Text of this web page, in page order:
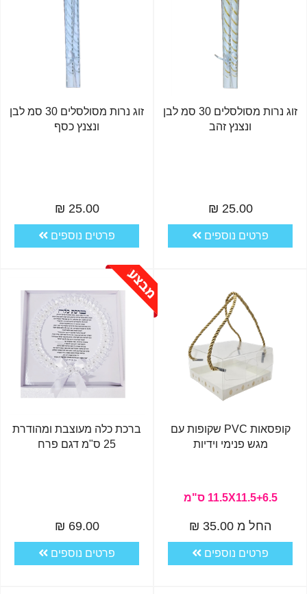
זוג נרות מסולסלים 30 סמ לבן
ונצנץ זהב
25.00 ₪
פרטים נוספים
זוג נרות מסולסלים 30 סמ לבן
ונצנץ כסף
25.00 ₪
פרטים נוספים
קופסאות PVC שקופות עם
מגש פנימי וידיות
11.5X11.5+6.5 ס"מ
החל מ 35.00 ₪
פרטים נוספים
ברכת כלה מעוצבת ומהודרת
25 ס"מ דגם פרח
69.00 ₪
פרטים נוספים